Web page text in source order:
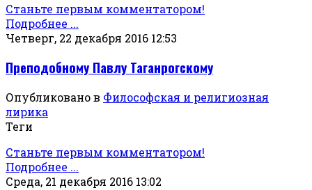
Станьте первым комментатором!
Подробнее ...
Четверг, 22 декабря 2016 12:53
Преподобному Павлу Таганрогскому
Опубликовано в Философская и религиозная
лирика
Теги
Станьте первым комментатором!
Подробнее ...
Среда, 21 декабря 2016 13:02